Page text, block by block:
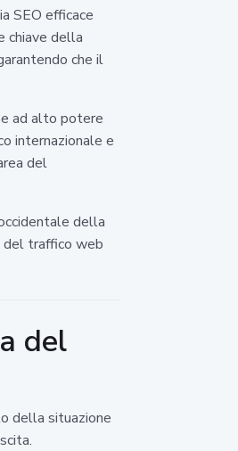
SEO efficace
chiave della
che il
ad alto potere
internazionale e
del
della
del traffico web
del
della situazione